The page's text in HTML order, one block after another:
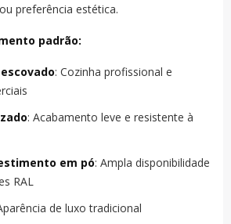
preferência estética.
padrão:
: Cozinha profissional e
: Acabamento leve e resistente à
em pó: Ampla disponibilidade
RAL
de luxo tradicional